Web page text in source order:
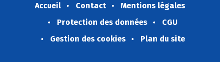
Accueil Contact
Mentions légales
Protection des données
CGU
Gestion des cookies
Plan du site